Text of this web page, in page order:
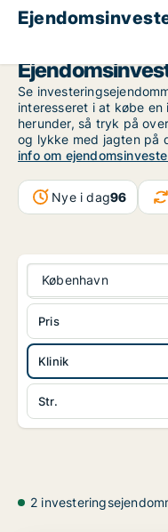
Se
interesseret i at købe
herunder, så tryk på
og lykke med jagten på
info om
Nye i dag96
København
Klinik
Str.
Pris
2